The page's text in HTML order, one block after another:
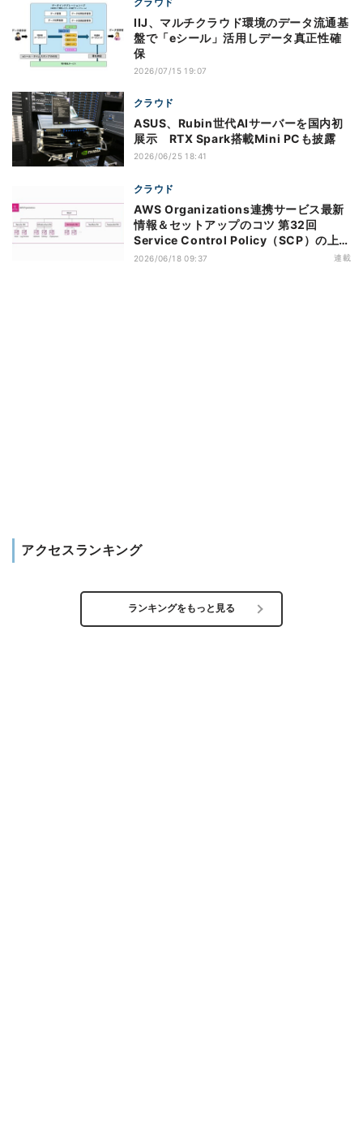
IIJ、マルチクラウド環境のデータ流通基
盤で「eシール」活用しデータ真正性確
保
2026/07/15 19:07
クラウド
ASUS、Rubin世代AIサーバーを国内初
展示 RTX Spark搭載Mini PCも披露
2026/06/25 18:41
クラウド
AWS Organizations連携サービス最新
情報＆セットアップのコツ 第32回
Service Control Policy（SCP）の上限
緩和のアップデートがもたらすメリット
2026/06/18 09:37 連載
アクセスランキング
ランキングをもっと見る